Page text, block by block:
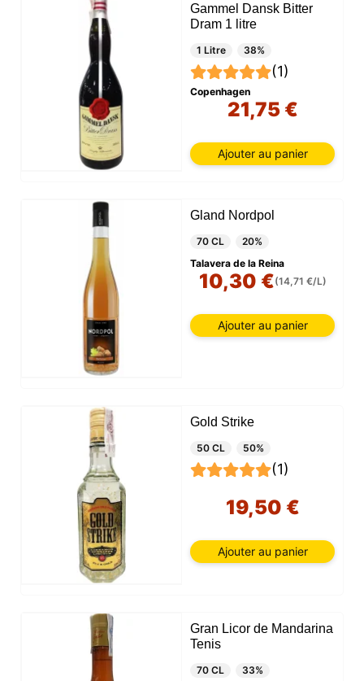
Gammel Dansk Bitter
Dram 1 litre
1 Litre 38%
(1)
Copenhagen
21,75 €
Ajouter au panier
Gland Nordpol
70 CL
20%
Talavera de la Reina
10,30 €(14,71 €/L)
Ajouter au panier
Gold Strike
50 CL 50%
(1)
19,50 €
Ajouter au panier
Gran Licor de Mandarina
Tenis
70 CL 33%